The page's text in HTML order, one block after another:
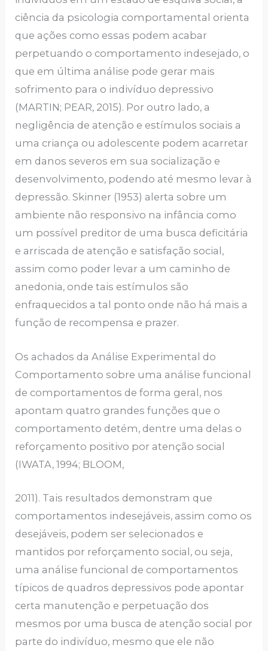
ciência da psicologia comportamental orienta
que ações como essas podem acabar
perpetuando o comportamento indesejado, o
que em última análise pode gerar mais
sofrimento para o indivíduo depressivo
(MARTIN; PEAR, 2015). Por outro lado, a
negligência de atenção e estímulos sociais a
uma criança ou adolescente podem acarretar
em danos severos em sua socialização e
desenvolvimento, podendo até mesmo levar à
depressão. Skinner (1953) alerta sobre um
ambiente não responsivo na infância como
um possível preditor de uma busca deficitária
e arriscada de atenção e satisfação social,
assim como poder levar a um caminho de
anedonia, onde tais estímulos são
enfraquecidos a tal ponto onde não há mais a
função de recompensa e prazer.
Os achados da Análise Experimental do
Comportamento sobre uma análise funcional
de comportamentos de forma geral, nos
apontam quatro grandes funções que o
comportamento detém, dentre uma delas o
reforçamento positivo por atenção social
(IWATA, 1994; BLOOM,
2011). Tais resultados demonstram que
comportamentos indesejáveis, assim como os
desejáveis, podem ser selecionados e
mantidos por reforçamento social, ou seja,
uma análise funcional de comportamentos
típicos de quadros depressivos pode apontar
certa manutenção e perpetuação dos
mesmos por uma busca de atenção social por
parte do indivíduo, mesmo que ele não